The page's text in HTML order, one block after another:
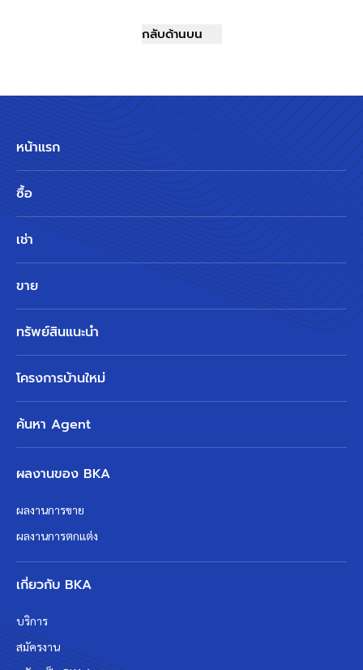
กลับด้านบน
หน้าแรก
ซื้อ
เช่า
ขาย
ทรัพย์สินแนะนำ
โครงการบ้านใหม่
ค้นหา Agent
ผลงานของ BKA
ผลงานการขาย
ผลงานการตกแต่ง
เกี่ยวกับ BKA
บริการ
สมัครงาน